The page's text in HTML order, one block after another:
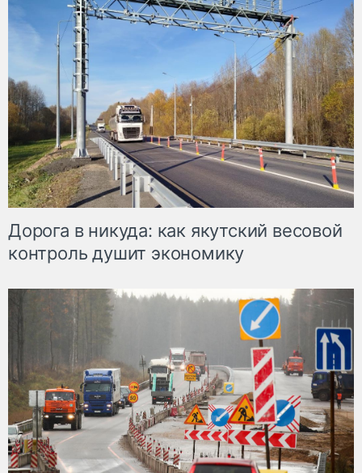
Дорога в никуда: как якутский весовой
контроль душит экономику